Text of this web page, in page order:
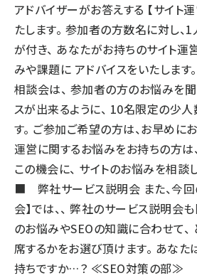
アドバイザーがお答えする 【サイト
たします。 参加者の方数名に対し、
が付き、 あなたがお持ちのサイト運
みや課題に アドバイスをいたします
相談会は、 参加者の方のお悩みを聞
スが出来るように、 10名限定の少人
す。 ご参加ご希望の方は、お早めに
運営に関するお悩みをお持ちの方は
この機会に、 サイトのお悩みを相談
■ 弊社サービス説明会 また、今回
会】では、、 弊社のサービス説明会
のお悩みやSEOの知識に合わせて、
席するかをお選び頂けます。 あなた
持ちですか…？ ≪SEO対策の部≫